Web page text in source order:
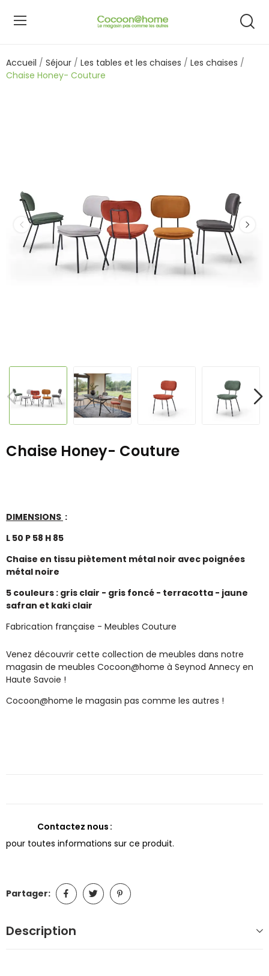
Accueil Séjour Les tables et les chaises
Les chaises
Chaise Honey- Couture
Chaise Honey- Couture
DIMENSIONS :
L 50 P 58 H 85
Chaise en tissu piètement métal noir avec poignées
métal noire
5 couleurs : gris clair - gris foncé - terracotta - jaune
safran et kaki clair
Fabrication française - Meubles Couture
Venez découvrir cette collection de meubles dans notre
magasin de meubles Cocoon@home à Seynod Annecy en
Haute Savoie !
Cocoon@home le magasin pas comme les autres !
Contactez nous
pour toutes informations sur ce produit.
Partager:
Description